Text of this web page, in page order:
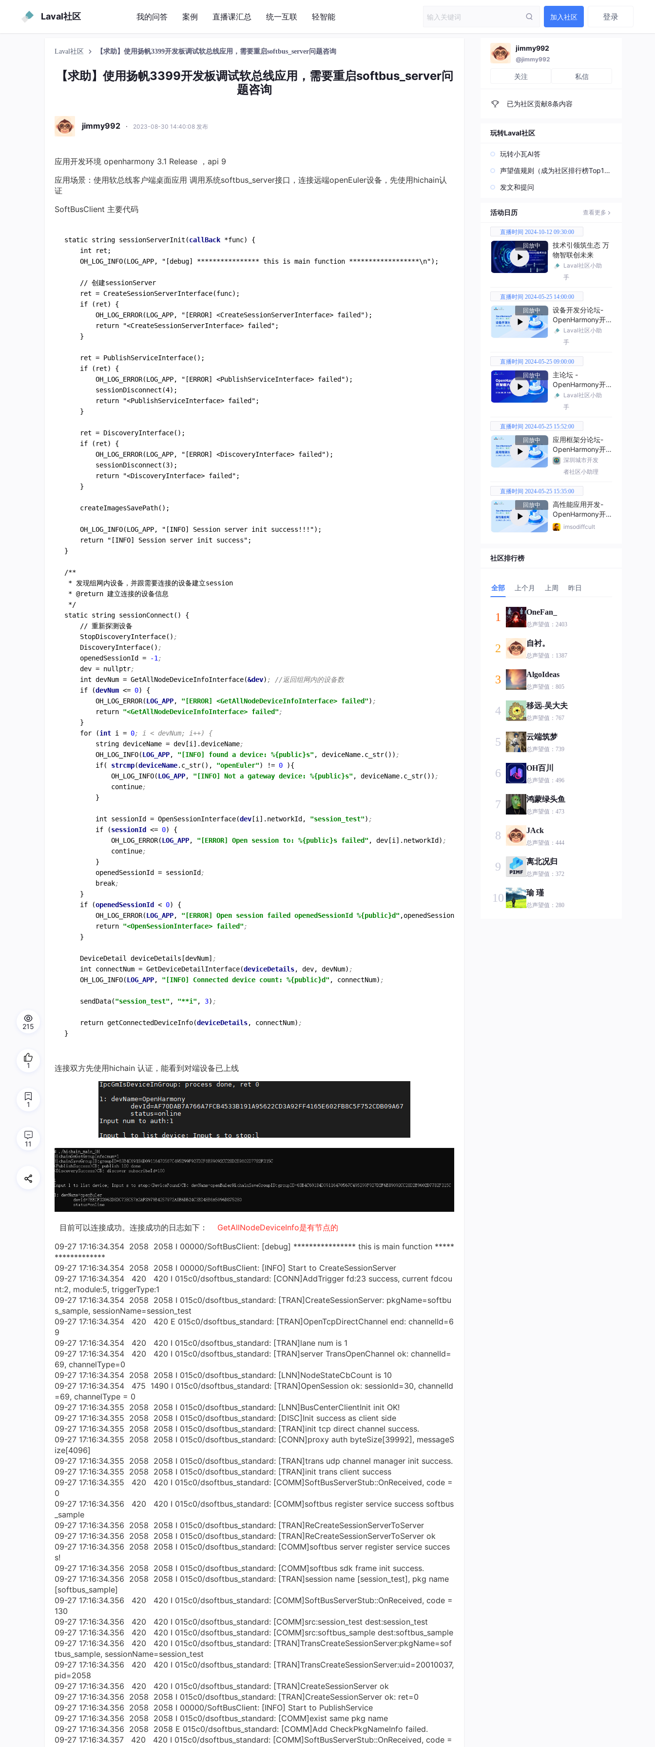
Laval社区 我的问答 案例 直播课汇总 统一互联 轻智能 加入社区 登录
Laval社区 【求助】使用扬帆3399开发板调试软总线应用，需要重启softbus_server问题咨询
【求助】使用扬帆3399开发板调试软总线应用，需要重启softbus_server问
题咨询
jimmy992 · 2023-08-30 14:40:08 发布
应用开发环境 openharmony 3.1 Release ，api 9
应用场景：使用软总线客户端桌面应用 调用系统softbus_server接口，连接远端openEuler设备，先使用hichain认
证
SoftBusClient 主要代码
static string sessionServerInit(callBack *func) {
    int ret;
    OH_LOG_INFO(LOG_APP, "[debug] **************** this is main function ******************\n");
    // 创建sessionServer
    ret = CreateSessionServerInterface(func);
    if (ret) {
        OH_LOG_ERROR(LOG_APP, "[ERROR] <CreateSessionServerInterface> failed");
        return "<CreateSessionServerInterface> failed";
    }
    ret = PublishServiceInterface();
    if (ret) {
        OH_LOG_ERROR(LOG_APP, "[ERROR] <PublishServiceInterface> failed");
        sessionDisconnect(4);
        return "<PublishServiceInterface> failed";
    }
    ret = DiscoveryInterface();
    if (ret) {
        OH_LOG_ERROR(LOG_APP, "[ERROR] <DiscoveryInterface> failed");
        sessionDisconnect(3);
        return "<DiscoveryInterface> failed";
    }
    createImagesSavePath();
    OH_LOG_INFO(LOG_APP, "[INFO] Session server init success!!!");
    return "[INFO] Session server init success";
}
/**
* 发现组网内设备，并跟需要连接的设备建立session
* @return 建立连接的设备信息
*/
static string sessionConnect() {
    // 重新探测设备
    StopDiscoveryInterface()
;
    DiscoveryInterface()
;
    openedSessionId =
-1 ;
    dev = nullptr
;
    int devNum = GetAllNodeDeviceInfoInterface(
&dev) ; //返回组网内的设备数
    if (
devNum <= 0) {
        OH_LOG_ERROR(
LOG_APP, "[ERROR] <GetAllNodeDeviceInfoInterface> failed") ;
        return
"<GetAllNodeDeviceInfoInterface> failed";
    }
    for (
int i = 0; i < devNum; i++) {
        string deviceName = dev[i].deviceName
;
        OH_LOG_INFO(
LOG_APP, "[INFO] found a device: %{public}s" , deviceName.c_str()) ;
        if(
strcmp(deviceName.c_str(), "openEuler") != 0 ){
            OH_LOG_INFO(
LOG_APP, "[INFO] Not a gateway device: %{public}s" , deviceName.c_str()) ;
            continue
;
        }
        int sessionId = OpenSessionInterface(
dev [i].networkId, "session_test") ;
        if (
sessionId <= 0) {
            OH_LOG_ERROR(
LOG_APP, "[ERROR] Open session to: %{public}s failed" , dev[i].networkId) ;
            continue
;
        }
        openedSessionId = sessionId
;
        break
;
    }
    if (
openedSessionId < 0) {
        OH_LOG_ERROR(
LOG_APP, "[ERROR] Open session failed openedSessionId %{public}d" ,openedSessionId)
        return
"<OpenSessionInterface> failed";
    }
    DeviceDetail deviceDetails[devNum]
;
    int connectNum = GetDeviceDetailInterface(
deviceDetails, dev, devNum) ;
    OH_LOG_INFO(
LOG_APP, "[INFO] Connected device count: %{public}d" , connectNum) ;
    sendData(
"session_test" , "**i" , 3) ;
    return getConnectedDeviceInfo(
deviceDetails, connectNum) ;
}
连接双方先使用hichain 认证，能看到对端设备已上线
目前可以连接成功。连接成功的日志如下： GetAllNodeDeviceInfo是有节点的
09-27 17:16:34.354 2058 2058 I 00000/SoftBusClient: [debug] **************** this is main function *****
*************
09-27 17:16:34.354 2058 2058 I 00000/SoftBusClient: [INFO] Start to CreateSessionServer
09-27 17:16:34.354 420 420 I 015c0/dsoftbus_standard: [CONN]AddTrigger fd:23 success, current fdcou
nt:2, module:5, triggerType:1
09-27 17:16:34.354 2058 2058 I 015c0/dsoftbus_standard: [TRAN]CreateSessionServer: pkgName=softbu
s_sample, sessionName=session_test
09-27 17:16:34.354 420 420 E 015c0/dsoftbus_standard: [TRAN]OpenTcpDirectChannel end: channelId=6
9
09-27 17:16:34.354 420 420 I 015c0/dsoftbus_standard: [TRAN]lane num is 1
09-27 17:16:34.354 420 420 I 015c0/dsoftbus_standard: [TRAN]server TransOpenChannel ok: channelId=
69, channelType=0
09-27 17:16:34.354 2058 2058 I 015c0/dsoftbus_standard: [LNN]NodeStateCbCount is 10
09-27 17:16:34.354 475 1490 I 015c0/dsoftbus_standard: [TRAN]OpenSession ok: sessionId=30, channelId
=69, channelType = 0
09-27 17:16:34.355 2058 2058 I 015c0/dsoftbus_standard: [LNN]BusCenterClientInit init OK!
09-27 17:16:34.355 2058 2058 I 015c0/dsoftbus_standard: [DISC]Init success as client side
09-27 17:16:34.355 2058 2058 I 015c0/dsoftbus_standard: [TRAN]init tcp direct channel success.
09-27 17:16:34.355 2058 2058 I 015c0/dsoftbus_standard: [CONN]proxy auth byteSize[39992], messageS
ize[4096]
09-27 17:16:34.355 2058 2058 I 015c0/dsoftbus_standard: [TRAN]trans udp channel manager init success.
09-27 17:16:34.355 2058 2058 I 015c0/dsoftbus_standard: [TRAN]init trans client success
09-27 17:16:34.355 420 420 I 015c0/dsoftbus_standard: [COMM]SoftBusServerStub::OnReceived, code =
0
09-27 17:16:34.356 420 420 I 015c0/dsoftbus_standard: [COMM]softbus register service success softbus
_sample
09-27 17:16:34.356 2058 2058 I 015c0/dsoftbus_standard: [TRAN]ReCreateSessionServerToServer
09-27 17:16:34.356 2058 2058 I 015c0/dsoftbus_standard: [TRAN]ReCreateSessionServerToServer ok
09-27 17:16:34.356 2058 2058 I 015c0/dsoftbus_standard: [COMM]softbus server register service succes
s!
09-27 17:16:34.356 2058 2058 I 015c0/dsoftbus_standard: [COMM]softbus sdk frame init success.
09-27 17:16:34.356 2058 2058 I 015c0/dsoftbus_standard: [TRAN]session name [session_test], pkg name
[softbus_sample]
09-27 17:16:34.356 420 420 I 015c0/dsoftbus_standard: [COMM]SoftBusServerStub::OnReceived, code =
130
09-27 17:16:34.356 420 420 I 015c0/dsoftbus_standard: [COMM]src:session_test dest:session_test
09-27 17:16:34.356 420 420 I 015c0/dsoftbus_standard: [COMM]src:softbus_sample dest:softbus_sample
09-27 17:16:34.356 420 420 I 015c0/dsoftbus_standard: [TRAN]TransCreateSessionServer:pkgName=sof
tbus_sample, sessionName=session_test
09-27 17:16:34.356 420 420 I 015c0/dsoftbus_standard: [TRAN]TransCreateSessionServer:uid=20010037,
pid=2058
09-27 17:16:34.356 420 420 I 015c0/dsoftbus_standard: [TRAN]CreateSessionServer ok
09-27 17:16:34.356 2058 2058 I 015c0/dsoftbus_standard: [TRAN]CreateSessionServer ok: ret=0
09-27 17:16:34.356 2058 2058 I 00000/SoftBusClient: [INFO] Start to PublishService
09-27 17:16:34.356 2058 2058 I 015c0/dsoftbus_standard: [COMM]exist same pkg name
09-27 17:16:34.356 2058 2058 E 015c0/dsoftbus_standard: [COMM]Add CheckPkgNameInfo failed.
09-27 17:16:34.357 420 420 I 015c0/dsoftbus_standard: [COMM]SoftBusServerStub::OnReceived, code =
215
1
1
11
jimmy992
@jimmy992
关注 私信
已为社区贡献8条内容
玩转Laval社区
玩转小瓦AI答
声望值规则（成为社区排行榜Top1
发文和提问
活动日历 查看更多
直播时间 2024-10-12 09:30:00
回放中
技术引领筑生态 万
物智联创未来
Laval社区小助
手
直播时间 2024-05-25 14:00:00
回放中
设备开发分论坛-
OpenHarmony开
发者大会2024
Laval社区小助
手
直播时间 2024-05-25 09:00:00
回放中
主论坛 -
OpenHarmony开
发者大会2024
Laval社区小助
手
直播时间 2024-05-25 15:52:00
回放中
应用框架分论坛-
OpenHarmony开
发者大会2024
深圳城市开发
者社区小助理
直播时间 2024-05-25 15:35:00
回放中
高性能应用开发-
OpenHarmony开
发者大会2024
imsodiffcult
社区排行榜
全部 上个月 上周 昨日
1 OneFan_
总声望值：2403
2 自衬。
总声望值：1387
3 AlgoIdeas
总声望值：805
4 移远-吴大夫
总声望值：767
5 云端筑梦
总声望值：739
6 OH百川
总声望值：496
7 鸿蒙绿头鱼
总声望值：473
8 JAck
总声望值：444
9 离北况归
总声望值：372
10 瑜 瑾
总声望值：280